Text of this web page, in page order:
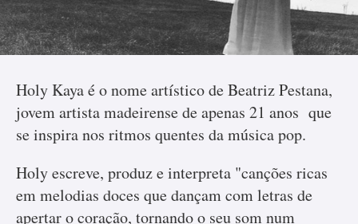
Holy Kaya é o nome artístico de Beatriz Pestana,
jovem artista madeirense de apenas 21 anos que
se inspira nos ritmos quentes da música pop.
Holy escreve, produz e interpreta "canções ricas
em melodias doces que dançam com letras de
apertar o coração, tornando o seu som num